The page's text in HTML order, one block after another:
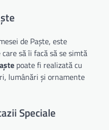
de Paște, este
să îi facă să se simtă
poate fi realizată cu
lumânări și ornamente
Speciale